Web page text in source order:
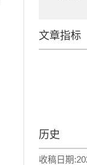
文章指标
历史
收稿日期: